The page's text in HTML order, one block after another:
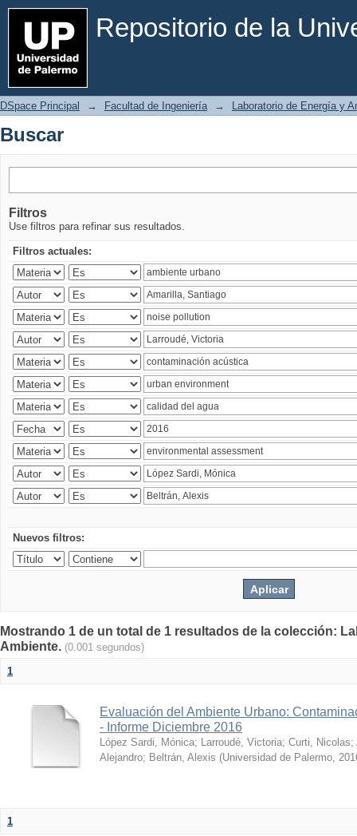
Repositorio de la
Buscar
DSpace Principal → Facultad de Ingeniería → Laboratorio de Energía y
Buscar
Filtros
Use filtros para refinar sus resultados.
Filtros actuales:
Nuevos filtros:
Mostrando 1 de un total de 1 resultados de la colección:
Ambiente. (0.001 segundos)
1
Evaluación del Ambiente Urbano:
- Informe Diciembre 2016
López Sardi, Mónica; Larroudé, Victoria; Curti, Nicolas;
Alejandro; Beltrán, Alexis (Universidad de Palermo,
1